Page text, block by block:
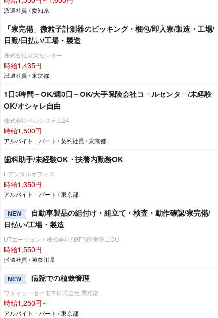
派遣社員 / 愛知県
「寮完備」微粒子計測器のピッキング・梱包/即入寮/製造・工場/
日勤/日払い/工場・製造
株式会社京栄センター
時給1,435円
派遣社員 / 東京都
1日3時間～OK/週3日～OK/大手保険会社コールセンター/未経験
OK/オシャレ自由
株式会社ベルシステム24
時給1,500円
アルバイト・パート / 契約社員 / 東京都
歯科助手/未経験OK・扶養内勤務OK
Eデンタルオフィス
時給1,350円
アルバイト・パート / 東京都
NEW
自動車製品の組付け・組立て・検査・動作確認/寮完備/
日払い/工場・製造
UTエージェント株式会社AGT南関東第二CU
時給1,550円
派遣社員 / 神奈川県
NEW 病院での植栽管理
ワタキューセイモア株式会社 業務部
時給1,250円～
アルバイト・パート / 東京都